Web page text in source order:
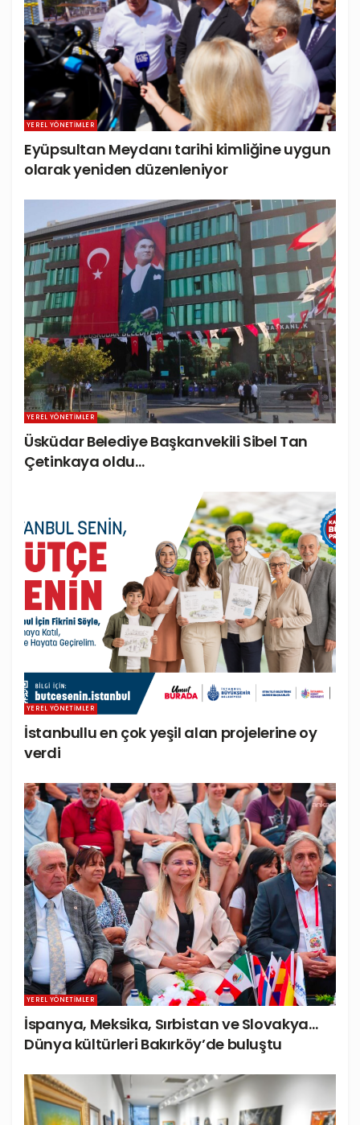
YEREL YÖNETIMLER
Eyüpsultan Meydanı tarihi kimliğine uygun
olarak yeniden düzenleniyor
YEREL YÖNETIMLER
Üsküdar Belediye Başkanvekili Sibel Tan
Çetinkaya oldu…
YEREL YÖNETIMLER
İstanbullu en çok yeşil alan projelerine oy
verdi
YEREL YÖNETIMLER
İspanya, Meksika, Sırbistan ve Slovakya…
Dünya kültürleri Bakırköy’de buluştu